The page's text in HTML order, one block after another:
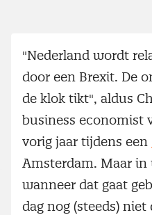
"Nederland wordt
door een Brexit. De
de klok tikt", aldus
business economist
vorig jaar tijdens een
Amsterdam. Maar in
wanneer dat gaat
dag nog (steeds)